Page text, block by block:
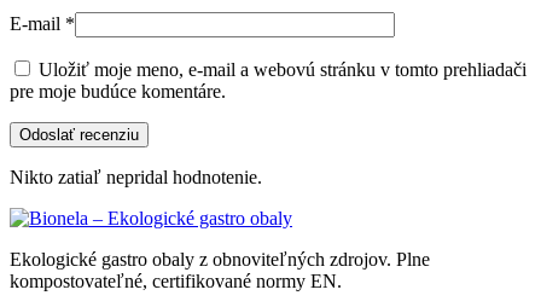
E-mail *
Uložiť moje meno, e-mail a webovú stránku v tomto prehliadači
pre moje budúce komentáre.
Nikto zatiaľ nepridal hodnotenie.
Ekologické gastro obaly z obnoviteľných zdrojov. Plne
kompostovateľné, certifikované normy EN.